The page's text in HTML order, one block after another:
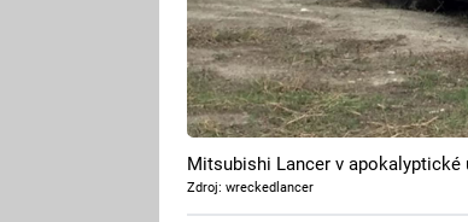
Mitsubishi Lancer v apokalyptické
Zdroj: wreckedlancer